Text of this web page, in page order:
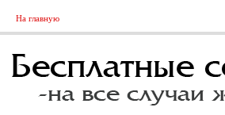
На главную